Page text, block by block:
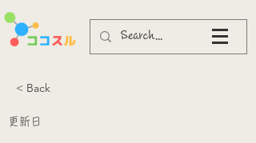
< Back
更新日